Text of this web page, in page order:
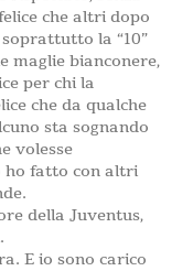
che altri dopo
la “10”
maglie bianconere,
per chi la
che da qualche
sta sognando
volesse
ho fatto con altri
della Juventus,
E io sono carico